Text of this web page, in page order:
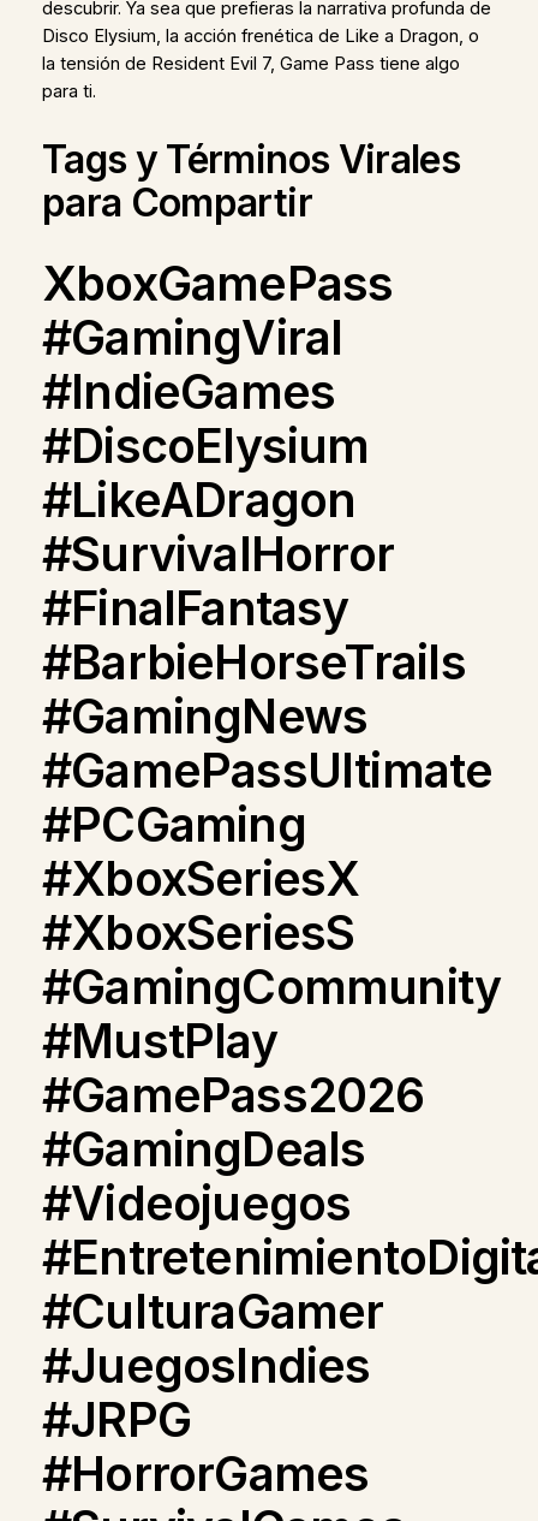
descubrir. Ya sea que prefieras la narrativa profunda de
Disco Elysium, la acción frenética de Like a Dragon, o
la tensión de Resident Evil 7, Game Pass tiene algo
para ti.
Tags y Términos Virales
para Compartir
XboxGamePass
#GamingViral
#IndieGames
#DiscoElysium
#LikeADragon
#SurvivalHorror
#FinalFantasy
#BarbieHorseTrails
#GamingNews
#GamePassUltimate
#PCGaming
#XboxSeriesX
#XboxSeriesS
#GamingCommunity
#MustPlay
#GamePass2026
#GamingDeals
#Videojuegos
#CulturaGamer
#JuegosIndies
#JRPG
#HorrorGames